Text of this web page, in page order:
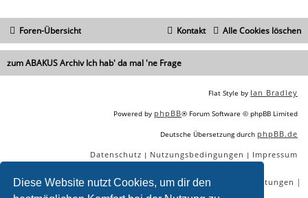
Diese Website nutzt Cookies, um dir den
Foren-Übersicht Alle Cookies löschen
Kontakt
zum ABAKUS Archiv Ich hab' da mal 'ne Frage
Flat Style by Ian Bradley
Powered by phpBB® Forum Software © phpBB Limited
Deutsche Übersetzung durch phpBB.de
Datenschutz | Nutzungsbedingungen | Impressum
SEO Agentur|SEO Blog |SEO Online Tools|SEO Dienstleistungen |